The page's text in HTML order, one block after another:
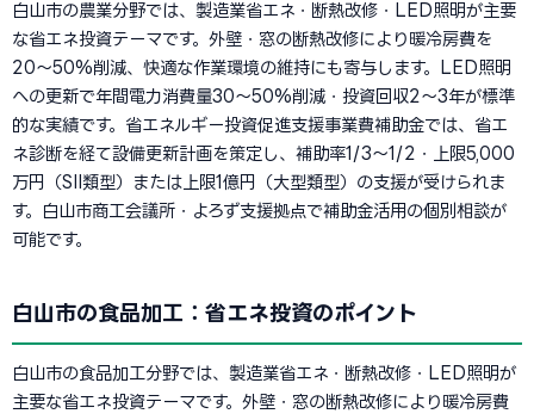
白山市の農業分野では、製造業省エネ・断熱改修・LED照明が主要
な省エネ投資テーマです。外壁・窓の断熱改修により暖冷房費を
20〜50%削減、快適な作業環境の維持にも寄与します。LED照明
への更新で年間電力消費量30〜50%削減・投資回収2〜3年が標準
的な実績です。省エネルギー投資促進支援事業費補助金では、省エ
ネ診断を経て設備更新計画を策定し、補助率1/3〜1/2・上限5,000
万円（SII類型）または上限1億円（大型類型）の支援が受けられま
す。白山市商工会議所・よろず支援拠点で補助金活用の個別相談が
可能です。
白山市の食品加工：省エネ投資のポイント
白山市の食品加工分野では、製造業省エネ・断熱改修・LED照明が
主要な省エネ投資テーマです。外壁・窓の断熱改修により暖冷房費